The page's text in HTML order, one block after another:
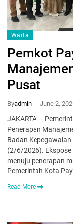
Warta
Pemkot
Pusat
Byadmin June 2,
JAKARTA —
Penerapan
Badan
(2/6/2026). Ekspose
menuju penerapan
Pemerintah Kota
Read More